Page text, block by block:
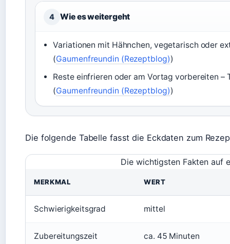
4 Wie es weitergeht
Variationen mit Hähnchen, vegetarisch oder
(Gaumenfreundin (Rezeptblog))
Reste einfrieren oder am Vortag vorbereiten –
(Gaumenfreundin (Rezeptblog))
Die folgende Tabelle fasst die Eckdaten zum
Die wichtigsten Fakten auf
MERKMAL WERT
Schwierigkeitsgrad mittel
Zubereitungszeit ca. 45 Minuten